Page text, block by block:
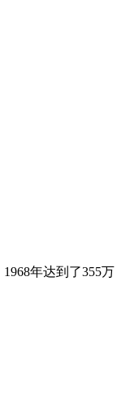
年达到了355万